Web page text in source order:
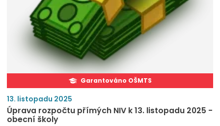
Garantováno OŠMTS
13. listopadu 2025
Úprava rozpočtu přímých NIV k 13. listopadu 2025 -
obecní školy